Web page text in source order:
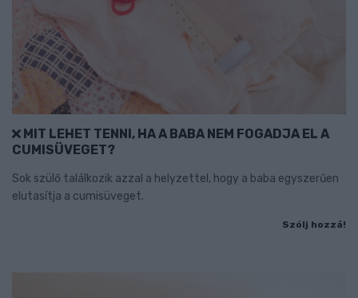
MIT LEHET TENNI, HA A BABA NEM FOGADJA EL A
CUMISÜVEGET?
Sok szülő találkozik azzal a helyzettel, hogy a baba egyszerűen
elutasítja a cumisüveget.
Szólj hozzá!